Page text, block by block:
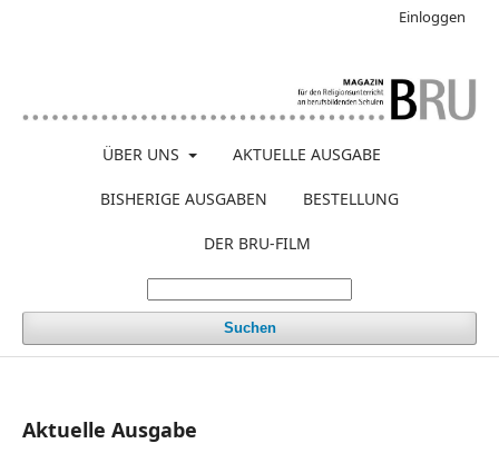
ÜBER UNS AKTUELLE AUSGABE
BISHERIGE AUSGABEN BESTELLUNG
DER BRU-FILM
Suchen
Einloggen
Aktuelle Ausgabe